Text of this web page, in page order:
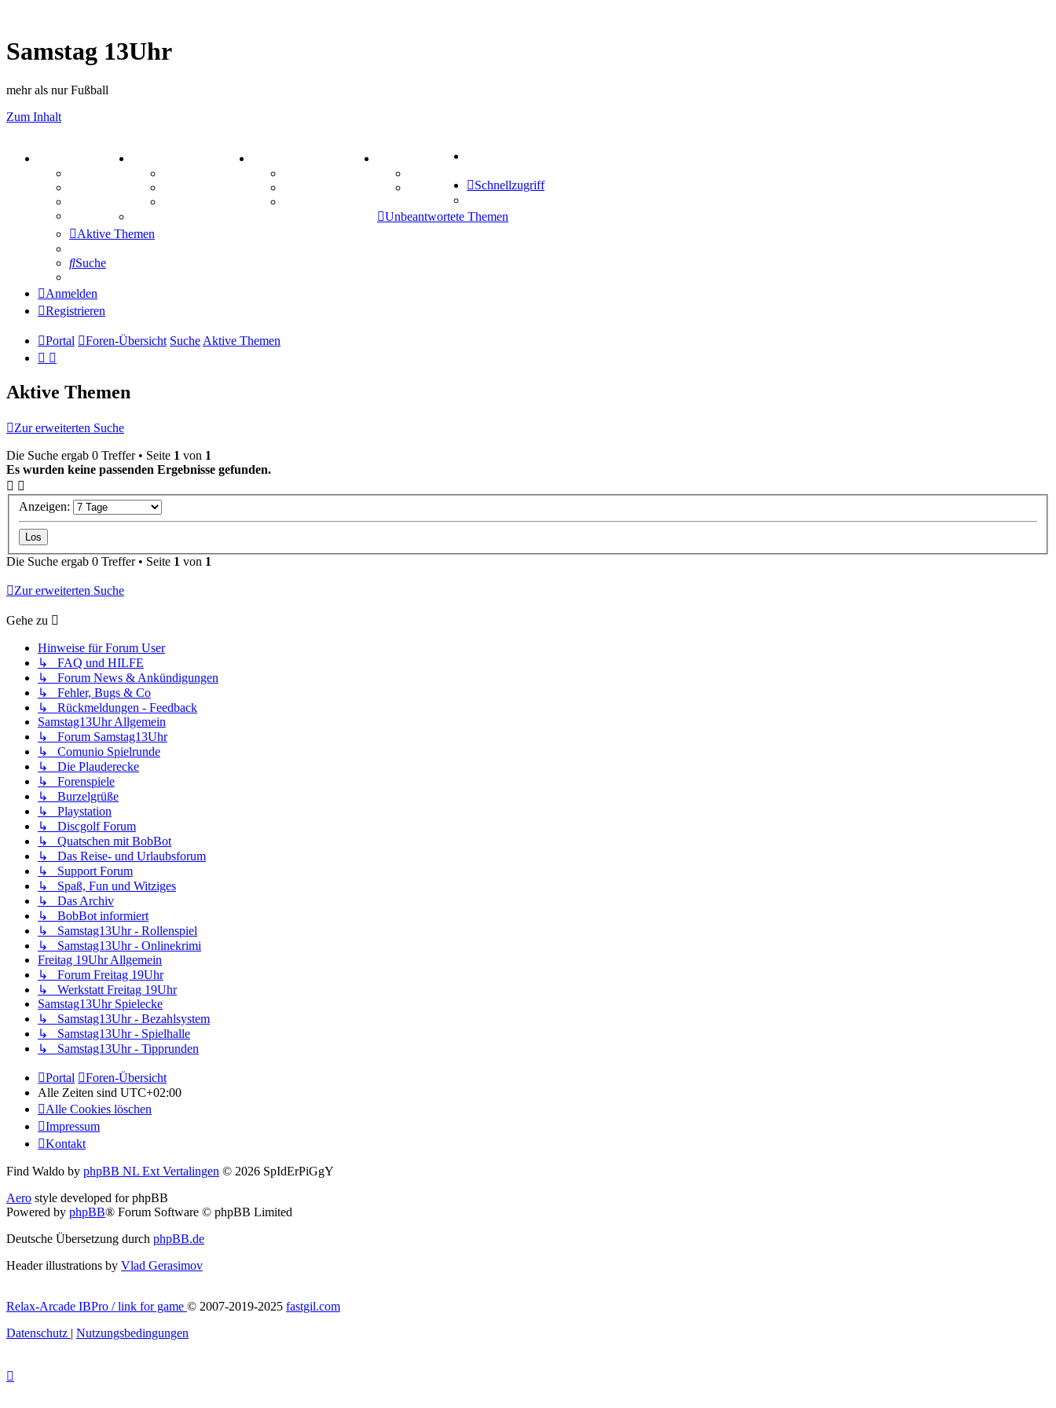
Samstag 13Uhr
mehr als nur Fußball
Zum Inhalt
Mastodon
Comunio
Schnellzugriff
Unbeantwortete Themen
Aktive Themen
Suche
Anmelden
Registrieren
Portal Foren-Übersicht Suche Aktive Themen
Aktive Themen
Zur erweiterten Suche
Die Suche ergab 0 Treffer • Seite 1 von 1
Es wurden keine passenden Ergebnisse gefunden.
Anzeigen:
Die Suche ergab 0 Treffer • Seite 1 von 1
Zur erweiterten Suche
Gehe zu
Hinweise für Forum User
↳ FAQ und HILFE
↳ Forum News & Ankündigungen
↳ Fehler, Bugs & Co
↳ Rückmeldungen - Feedback
Samstag13Uhr Allgemein
↳ Forum Samstag13Uhr
↳ Comunio Spielrunde
↳ Die Plauderecke
↳ Forenspiele
↳ Burzelgrüße
↳ Playstation
↳ Discgolf Forum
↳ Quatschen mit BobBot
↳ Das Reise- und Urlaubsforum
↳ Support Forum
↳ Spaß, Fun und Witziges
↳ Das Archiv
↳ BobBot informiert
↳ Samstag13Uhr - Rollenspiel
↳ Samstag13Uhr - Onlinekrimi
Freitag 19Uhr Allgemein
↳ Forum Freitag 19Uhr
↳ Werkstatt Freitag 19Uhr
Samstag13Uhr Spielecke
↳ Samstag13Uhr - Bezahlsystem
↳ Samstag13Uhr - Spielhalle
↳ Samstag13Uhr - Tipprunden
Portal
Foren-Übersicht
Alle Zeiten sind UTC+02:00
Alle Cookies löschen
Impressum
Kontakt
Find Waldo by phpBB NL Ext Vertalingen © 2026 SpIdErPiGgY
Aero style developed for phpBB
Powered by phpBB® Forum Software © phpBB Limited
Deutsche Übersetzung durch phpBB.de
Header illustrations by Vlad Gerasimov
Relax-Arcade IBPro / link for game © 2007-2019-2025 fastgil.com
Datenschutz | Nutzungsbedingungen